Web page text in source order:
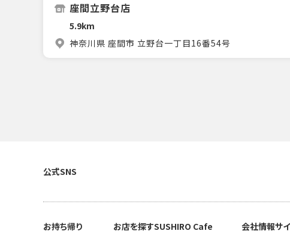
座間立野台店
5.9km
神奈川県 座間市 立野台一丁目16番54号
公式SNS
お持ち帰り
お店を探すSUSHIRO Cafe
会社情報サ